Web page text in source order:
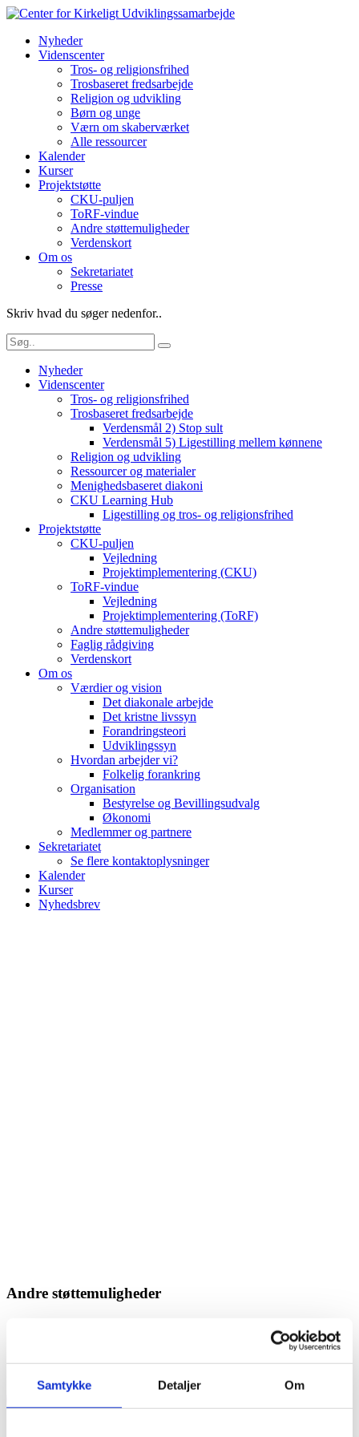
Samtykke Detaljer Om
Nyheder
Videnscenter
Tros- og religionsfrihed
Trosbaseret fredsarbejde
Religion og udvikling
Børn og unge
Værn om skaberværket
Alle ressourcer
Kalender
Kurser
Projektstøtte
CKU-puljen
ToRF-vindue
Andre støttemuligheder
Verdenskort
Om os
Sekretariatet
Presse
Skriv hvad du søger nedenfor..
Nyheder
Videnscenter
Tros- og religionsfrihed
Trosbaseret fredsarbejde
Verdensmål 2) Stop sult
Verdensmål 5) Ligestilling mellem kønnene
Religion og udvikling
Ressourcer og materialer
Menighedsbaseret diakoni
CKU Learning Hub
Ligestilling og tros- og religionsfrihed
Projektstøtte
CKU-puljen
Vejledning
Projektimplementering (CKU)
ToRF-vindue
Vejledning
Projektimplementering (ToRF)
Andre støttemuligheder
Faglig rådgiving
Verdenskort
Om os
Værdier og vision
Det diakonale arbejde
Det kristne livssyn
Forandringsteori
Udviklingssyn
Hvordan arbejder vi?
Folkelig forankring
Organisation
Bestyrelse og Bevillingsudvalg
Økonomi
Medlemmer og partnere
Sekretariatet
Se flere kontaktoplysninger
Kalender
Kurser
Nyhedsbrev
Andre støttemuligheder